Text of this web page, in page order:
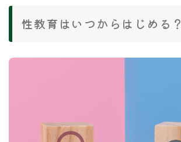
性教育はいつからはじめる？